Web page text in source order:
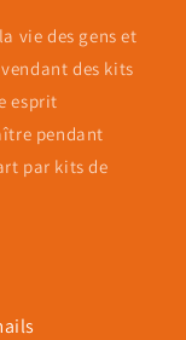
vie des gens et
des kits
esprit
pendant
par kits de